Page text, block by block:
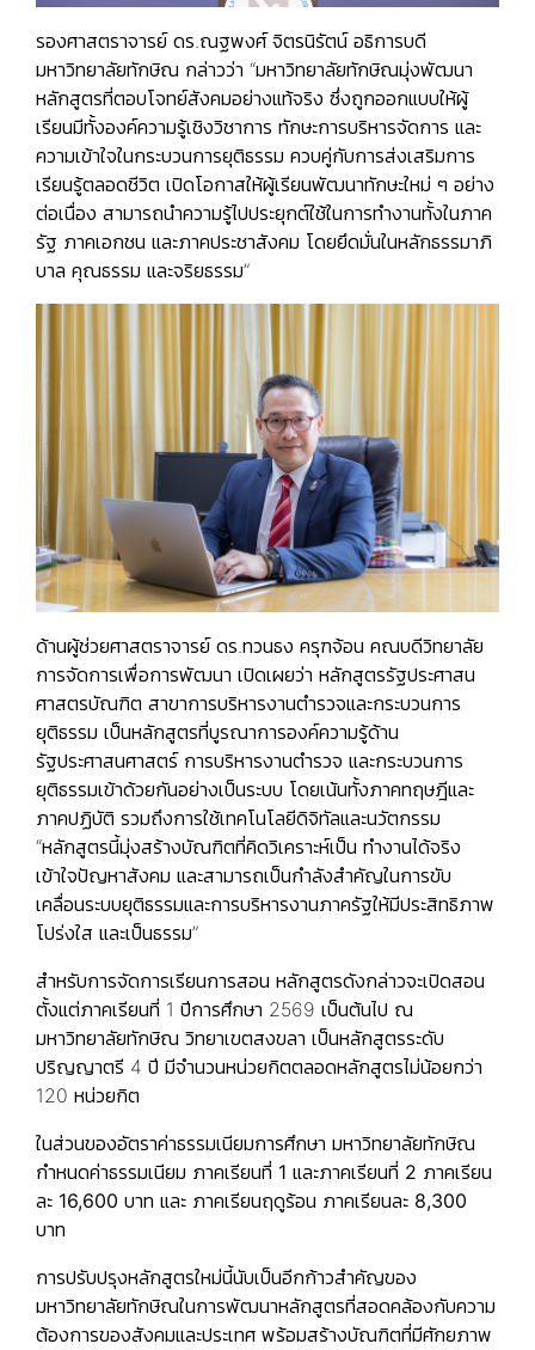
รองศาสตราจารย์ ดร.ณฐพงศ์ จิตรนิรัตน์ อธิการบดี
มหาวิทยาลัยทักษิณ กล่าวว่า “มหาวิทยาลัยทักษิณมุ่งพัฒนา
หลักสูตรที่ตอบโจทย์สังคมอย่างแท้จริง ซึ่งถูกออกแบบให้ผู้
เรียนมีทั้งองค์ความรู้เชิงวิชาการ ทักษะการบริหารจัดการ และ
ความเข้าใจในกระบวนการยุติธรรม ควบคู่กับการส่งเสริมการ
เรียนรู้ตลอดชีวิต เปิดโอกาสให้ผู้เรียนพัฒนาทักษะใหม่ ๆ อย่าง
ต่อเนื่อง สามารถนำความรู้ไปประยุกต์ใช้ในการทำงานทั้งในภาค
รัฐ ภาคเอกชน และภาคประชาสังคม โดยยึดมั่นในหลักธรรมาภิ
บาล คุณธรรม และจริยธรรม”
ด้านผู้ช่วยศาสตราจารย์ ดร.ทวนธง ครุฑจ้อน คณบดีวิทยาลัย
การจัดการเพื่อการพัฒนา เปิดเผยว่า หลักสูตรรัฐประศาสน
ศาสตรบัณฑิต สาขาการบริหารงานตำรวจและกระบวนการ
ยุติธรรม เป็นหลักสูตรที่บูรณาการองค์ความรู้ด้าน
รัฐประศาสนศาสตร์ การบริหารงานตำรวจ และกระบวนการ
ยุติธรรมเข้าด้วยกันอย่างเป็นระบบ โดยเน้นทั้งภาคทฤษฎีและ
ภาคปฏิบัติ รวมถึงการใช้เทคโนโลยีดิจิทัลและนวัตกรรม
“หลักสูตรนี้มุ่งสร้างบัณฑิตที่คิดวิเคราะห์เป็น ทำงานได้จริง
เข้าใจปัญหาสังคม และสามารถเป็นกำลังสำคัญในการขับ
เคลื่อนระบบยุติธรรมและการบริหารงานภาครัฐให้มีประสิทธิภาพ
โปร่งใส และเป็นธรรม”
สำหรับการจัดการเรียนการสอน หลักสูตรดังกล่าวจะเปิดสอน
ตั้งแต่ภาคเรียนที่ 1 ปีการศึกษา 2569 เป็นต้นไป ณ
มหาวิทยาลัยทักษิณ วิทยาเขตสงขลา เป็นหลักสูตรระดับ
ปริญญาตรี 4 ปี มีจำนวนหน่วยกิตตลอดหลักสูตรไม่น้อยกว่า
120 หน่วยกิต
ในส่วนของอัตราค่าธรรมเนียมการศึกษา มหาวิทยาลัยทักษิณ
กำหนดค่าธรรมเนียม ภาคเรียนที่ 1 และภาคเรียนที่ 2 ภาคเรียน
ละ 16,600 บาท และ ภาคเรียนฤดูร้อน ภาคเรียนละ 8,300
บาท
การปรับปรุงหลักสูตรใหม่นี้นับเป็นอีกก้าวสำคัญของ
มหาวิทยาลัยทักษิณในการพัฒนาหลักสูตรที่สอดคล้องกับความ
ต้องการของสังคมและประเทศ พร้อมสร้างบัณฑิตที่มีศักยภาพ